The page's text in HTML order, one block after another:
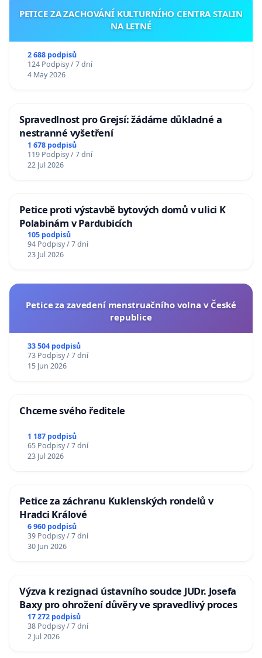
PETICE ZA ZACHOVÁNÍ KULTURNÍHO CENTRA STALIN
NA LETNÉ
2 688 podpisů
124 Podpisy / 7 dní
4 May 2026
Spravedlnost pro Grejsí: žádáme důkladné a
nestranné vyšetření
1 678 podpisů
119 Podpisy / 7 dní
22 Jul 2026
Petice proti výstavbě bytových domů v ulici K
Polabinám v Pardubicích
105 podpisů
94 Podpisy / 7 dní
23 Jul 2026
Petice za zavedení menstruačního volna v České
republice
33 504 podpisů
73 Podpisy / 7 dní
15 Jun 2026
Chceme svého ředitele
1 187 podpisů
65 Podpisy / 7 dní
23 Jul 2026
Petice za záchranu Kuklenských rondelů v
Hradci Králové
6 960 podpisů
39 Podpisy / 7 dní
30 Jun 2026
Výzva k rezignaci ústavního soudce JUDr. Josefa
Baxy pro ohrožení důvěry ve spravedlivý proces
17 272 podpisů
38 Podpisy / 7 dní
2 Jul 2026